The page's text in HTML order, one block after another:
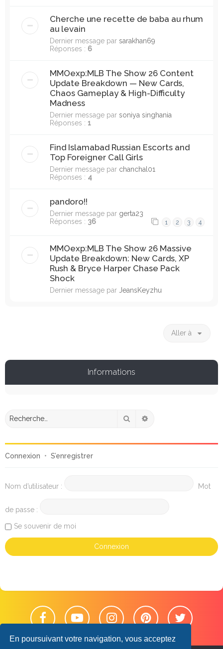
En poursuivant votre navigation, vous acceptez
Cherche une recette de baba au rhum
au levain
Dernier message par sarakhan69
Réponses : 6
MMOexp:MLB The Show 26 Content
Update Breakdown — New Cards,
Chaos Gameplay & High-Difficulty
Madness
Dernier message par soniya singhania
Réponses : 1
Find Islamabad Russian Escorts and
Top Foreigner Call Girls
Dernier message par chanchal01
Réponses : 4
pandoro!!
Dernier message par gerta23
Réponses : 36 1 2 3 4
MMOexp:MLB The Show 26 Massive
Update Breakdown: New Cards, XP
Rush & Bryce Harper Chase Pack
Shock
Dernier message par JeansKeyzhu
Aller à
Informations
Rechercher
Connexion • S’enregistrer
Nom d’utilisateur : Mot
de passe :
Se souvenir de moi